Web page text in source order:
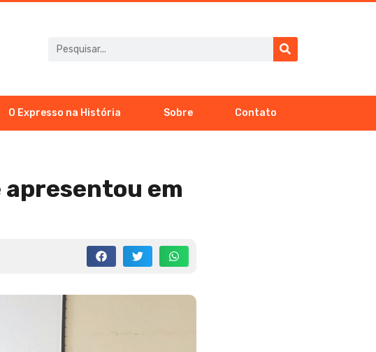
O Expresso na História Sobre Contato
apresentou em